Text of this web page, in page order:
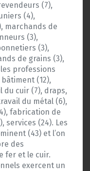
(7),
(4),
marchands de
(3),
(3),
de grains (3),
professions
(12),
du cuir (7), draps,
du métal (6),
fabrication de
services (24). Les
(43) et l’on
des
fer et le cuir.
exercent un